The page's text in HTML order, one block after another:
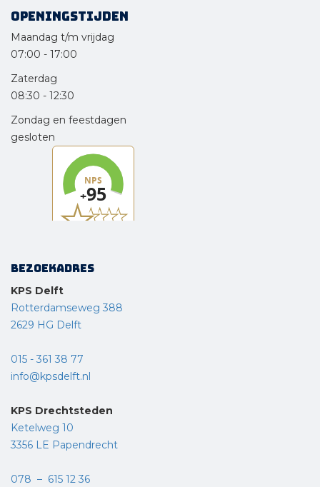
Openingstijden
Maandag t/m vrijdag
07:00 - 17:00
Zaterdag
08:30 - 12:30
Zondag en feestdagen
gesloten
Bezoekadres
KPS Delft
Rotterdamseweg 388
2629 HG Delft
015 - 361 38 77
info@kpsdelft.nl
KPS Drechtsteden
Ketelweg 10
3356 LE Papendrecht
078 – 615 12 36